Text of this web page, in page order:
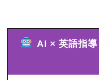
AI × 英語指導